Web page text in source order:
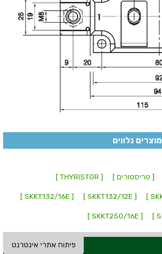
מוצרים נלווים
[ טריסטורים ] [ THYRISTOR ]
[ SKKT132/12E ]
[ SKKT132/16E ]
[ SKKT250/16E ]
פיתוח אתרי אינטרנט